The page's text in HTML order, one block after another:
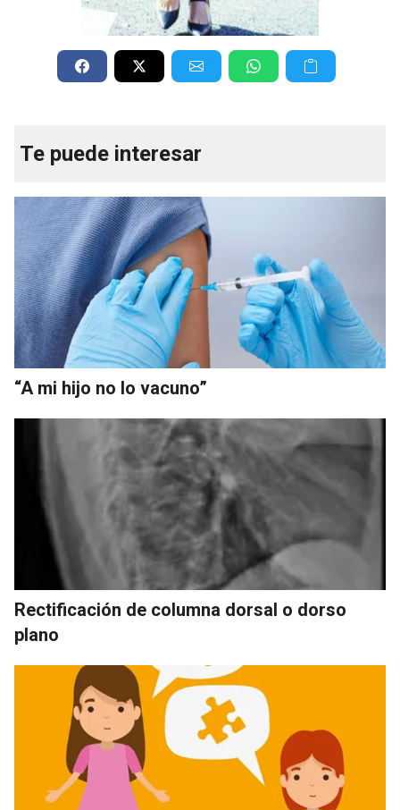
Te puede interesar
“A mi hijo no lo vacuno”
Rectificación de columna dorsal o dorso
plano